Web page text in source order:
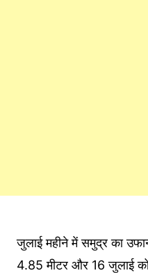
जुलाई महीने में समुद्र का
4.85 मीटर और 16 जुलाई